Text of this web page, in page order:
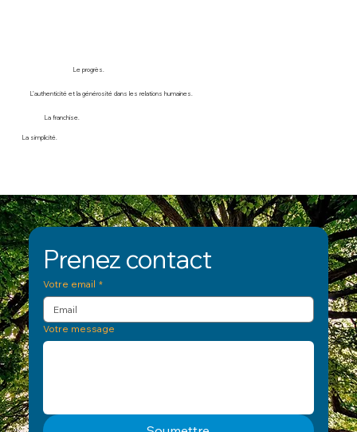
Le progrès.
L’authenticité et la générosité dans les relations humaines.
La franchise.
La simplicité.
Prenez contact
Votre email *
Votre message